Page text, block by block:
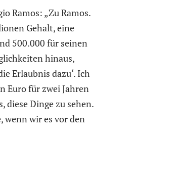
Ramos: „Zu Ramos.
Gehalt, eine
500.000 für seinen
hinaus,
Erlaubnis dazu‘. Ich
Euro für zwei Jahren
diese Dinge zu sehen.
wenn wir es vor den